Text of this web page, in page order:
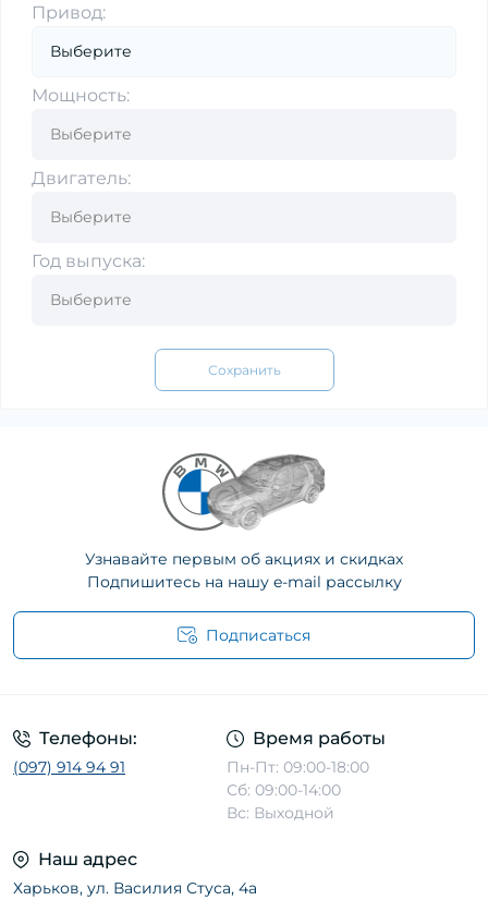
Привод:
Мощность:
Двигатель:
Год выпуска:
Сохранить
Узнавайте первым об акциях и скидках
Подпишитесь на нашу e-mail рассылку
Подписаться
Телефоны:
(097) 914 94 91
Время работы
Пн-Пт: 09:00-18:00
Сб: 09:00-14:00
Вс: Выходной
Наш адрес
Харьков, ул. Василия Стуса, 4а